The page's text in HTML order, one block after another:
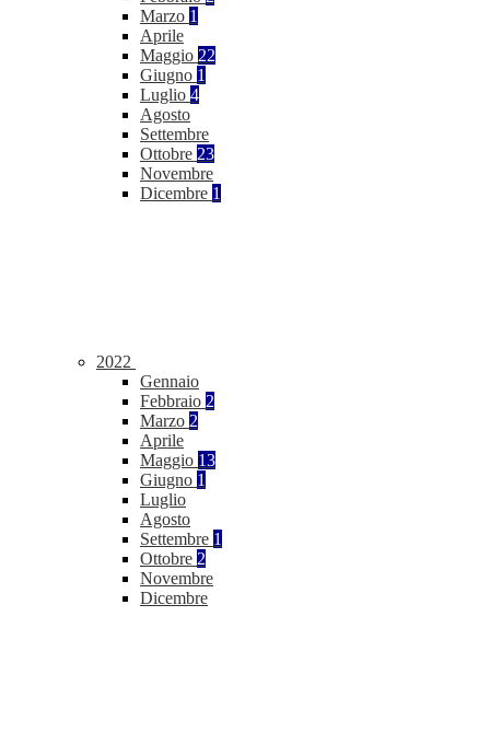
Marzo 1
Aprile
Maggio 22
Giugno 1
Luglio 4
Agosto
Settembre
Ottobre 23
Novembre
Dicembre 1
2022
Gennaio
Febbraio 2
Marzo 2
Aprile
Maggio 13
Giugno 1
Luglio
Agosto
Settembre 1
Ottobre 2
Novembre
Dicembre